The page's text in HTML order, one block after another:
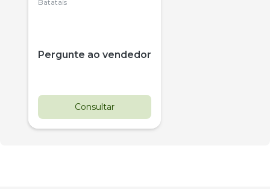
Citrus
Batatais
Pergunte ao vendedor
Consultar